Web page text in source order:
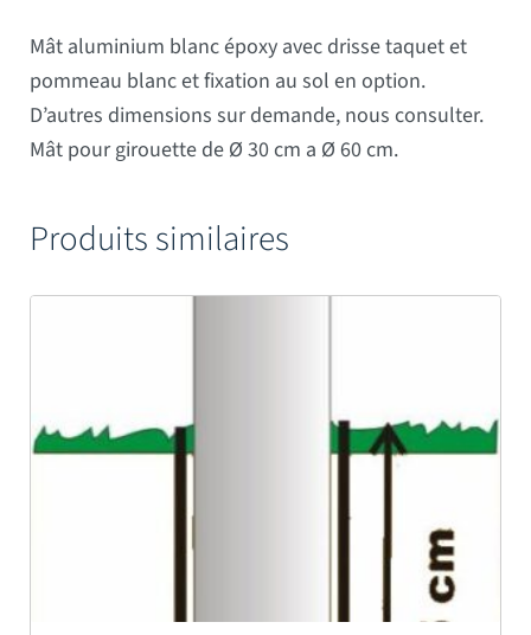
Mât aluminium blanc époxy avec drisse taquet et
pommeau blanc et fixation au sol en option.
D’autres dimensions sur demande, nous consulter.
Mât pour girouette de Ø 30 cm a Ø 60 cm.
Produits similaires